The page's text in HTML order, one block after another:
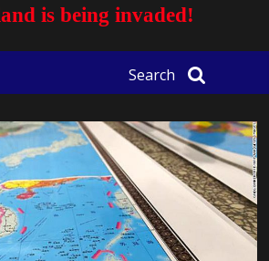
is being invaded!
Search